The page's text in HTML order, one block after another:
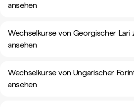
ansehen
Wechselkurse von Georgischer Lari
ansehen
Wechselkurse von Ungarischer
ansehen